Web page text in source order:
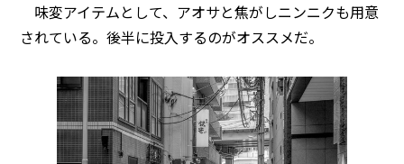
味変アイテムとして、アオサと焦がしニンニクも用意
されている。後半に投入するのがオススメだ。